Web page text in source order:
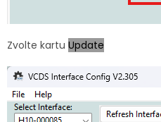
Zvolte kartu Update